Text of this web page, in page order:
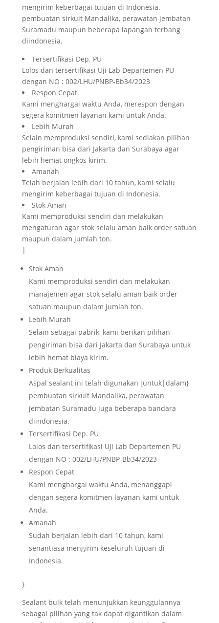
mengirim keberbagai tujuan di Indonesia.
pembuatan sirkuit Mandalika, perawatan jembatan
Suramadu maupun beberapa lapangan terbang
diindonesia.
Tersertifikasi Dep. PU
Lolos dan tersertifikasi Uji Lab Departemen PU
dengan NO : 002/LHU/PNBP-Bb34/2023
Respon Cepat
Kami menghargai waktu Anda, merespon dengan
segera komitmen layanan kami untuk Anda.
Lebih Murah
Selain memproduksi sendiri, kami sediakan pilihan
pengiriman bisa dari Jakarta dan Surabaya agar
lebih hemat ongkos kirim.
Amanah
Telah berjalan lebih dari 10 tahun, kami selalu
mengirim keberbagai tujuan di Indonesia.
Stok Aman
Kami memproduksi sendiri dan melakukan
mengaturan agar stok selalu aman baik order satuan
maupun dalam jumlah ton.
|
Stok Aman
Kami memproduksi sendiri dan melakukan
manajemen agar stok selalu aman baik order
satuan maupun dalam jumlah ton.
Lebih Murah
Selain sebagai pabrik, kami berikan pilihan
pengiriman bisa dari Jakarta dan Surabaya untuk
lebih hemat biaya kirim.
Produk Berkualitas
Aspal sealant ini telah digunakan [untuk|dalam}
pembuatan sirkuit Mandalika, perawatan
jembatan Suramadu juga beberapa bandara
diindonesia.
Tersertifikasi Dep. PU
Lolos dan tersertifikasi Uji Lab Departemen PU
dengan NO : 002/LHU/PNBP-Bb34/2023
Respon Cepat
Kami menghargai waktu Anda, menanggapi
dengan segera komitmen layanan kami untuk
Anda.
Amanah
Sudah berjalan lebih dari 10 tahun, kami
senantiasa mengirim keseluruh tujuan di
Indonesia.
}
Sealant bulk telah menunjukkan keunggulannya
sebagai pilihan yang tak dapat digantikan dalam